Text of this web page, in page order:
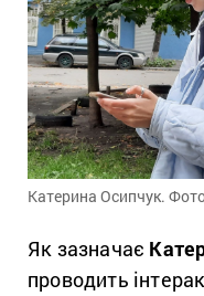
Катерина Осипчук.
Як зазначає
проводить